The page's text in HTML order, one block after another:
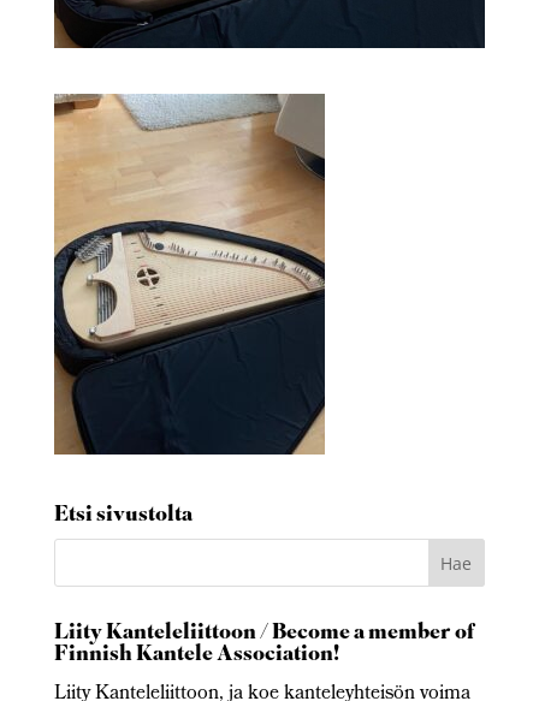
Etsi sivustolta
Liity Kanteleliittoon / Become a member of
Finnish Kantele Association!
Liity Kanteleliittoon, ja koe kanteleyhteisön voima